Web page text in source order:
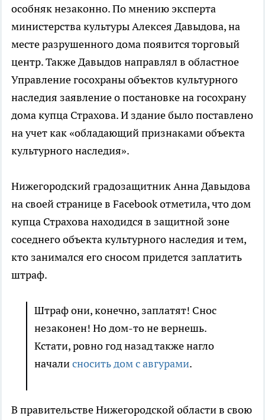
особняк незаконно. По мнению эксперта
министерства культуры Алексея Давыдова, на
месте разрушенного дома появится торговый
центр. Также Давыдов направлял в областное
Управление госохраны объектов культурного
наследия заявление о постановке на госохрану
дома купца Страхова. И здание было поставлено
на учет как «обладающий признаками объекта
культурного наследия».
Нижегородский градозащитник Анна Давыдова
на своей странице в Facebook отметила, что дом
купца Страхова находидся в защитной зоне
соседнего объекта культурного наследия и тем,
кто занимался его сносом придется заплатить
штраф.
Штраф они, конечно, заплатят! Снос
незаконен! Но дом-то не вернешь.
Кстати, ровно год назад также нагло
началисносить дом с авгурами.
В правительстве Нижегородской области в свою